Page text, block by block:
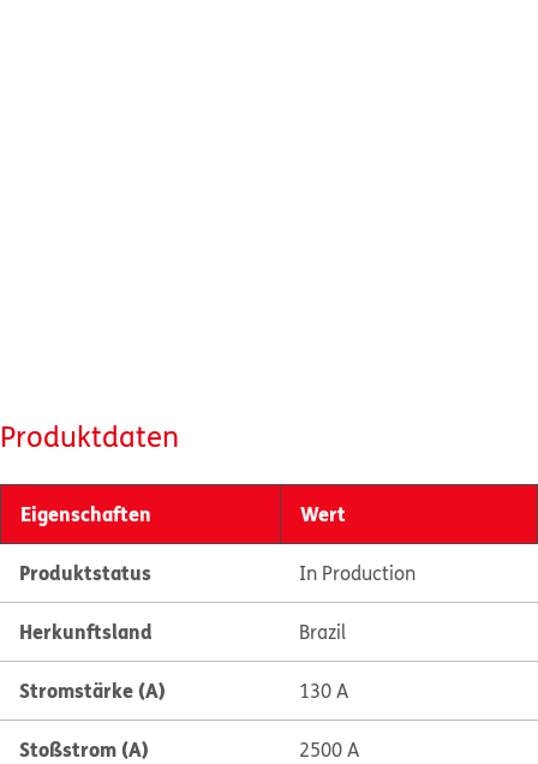
Produktdaten
Eigenschaften Wert
Produktstatus In Production
Herkunftsland Brazil
Stromstärke (A) 130 A
Stoßstrom (A) 2500 A